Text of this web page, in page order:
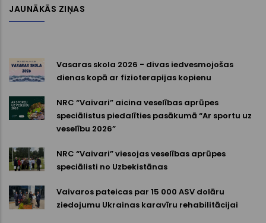
JAUNĀKĀS ZIŅAS
Vasaras skola 2026 - divas iedvesmojošas
dienas kopā ar fizioterapijas kopienu
NRC “Vaivari” aicina veselības aprūpes
speciālistus piedalīties pasākumā “Ar sportu uz
veselību 2026”
NRC “Vaivari” viesojas veselības aprūpes
speciālisti no Uzbekistānas
Vaivaros pateicas par 15 000 ASV dolāru
ziedojumu Ukrainas karavīru rehabilitācijai